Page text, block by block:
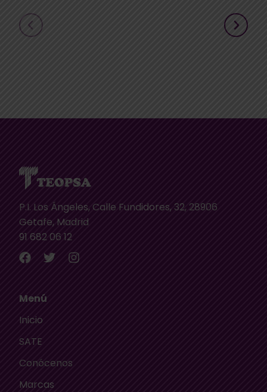
P.I. Los Ángeles, Calle Fundidores, 32, 28906
Getafe, Madrid
91 682 06 12
Menú
Inicio
SATE
Conócenos
Marcas